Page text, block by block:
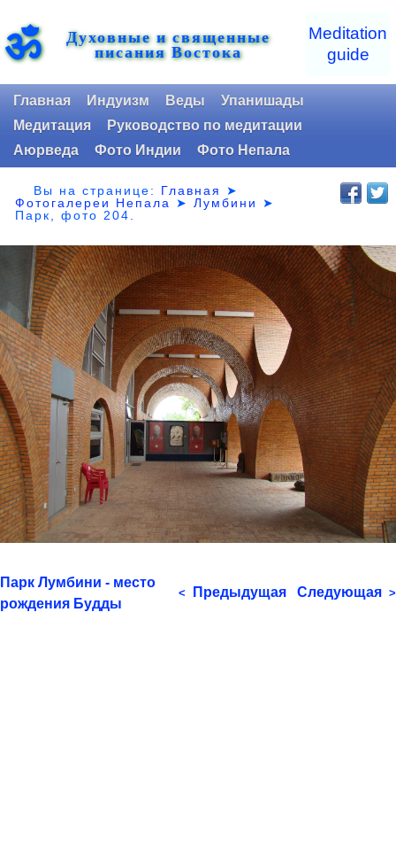
ॐ Духовные и священные
писания Востока
Meditation
guide
Главная Индуизм Веды
Упанишады
Медитация
Руководство по медитации
Аюрведа
Фото Индии Фото Непала
Вы на странице: Главная
➤
Фотогалереи Непала
➤Лумбини
➤
Парк,фото 204.
Парк Лумбини - место
рождения Будды
< Предыдущая Следующая >